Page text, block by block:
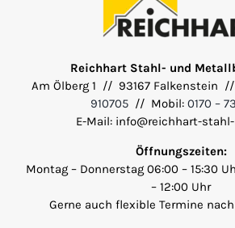
Reichhart Stahl- und
Am Ölberg 1 // 93167 Falkenstein
910705 // Mobil: 0170 –
E-Mail: info@reichhart-
Öffnungszeiten:
Montag – Donnerstag 06:00 – 15:30
– 12:00 Uhr
Gerne auch flexible Termine